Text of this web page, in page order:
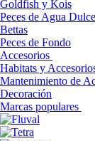
Goldfish y Kois
Peces de Agua Dulce
Bettas
Peces de Fondo
Accesorios
Habitats y
Mantenimiento de
Decoración
Marcas populares